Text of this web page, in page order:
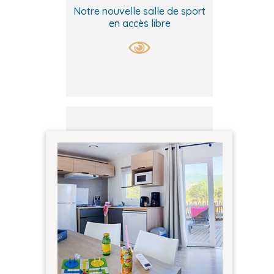
Notre nouvelle salle de sport
en accès libre